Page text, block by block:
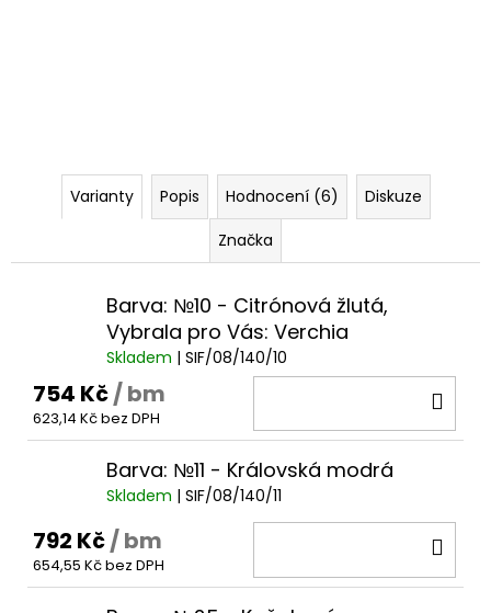
Varianty Popis Hodnocení (6)
Diskuze
Značka
Barva: №10 - Citrónová žlutá,
Vybrala pro Vás: Verchia
Skladem | SIF/08/140/10
754 Kč/ bm
623,14 Kč bez DPH
Barva: №11 - Královská modrá
Skladem | SIF/08/140/11
792 Kč/ bm
654,55 Kč bez DPH